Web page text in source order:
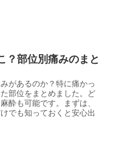
？部位別痛みのまと
があるのか？特に痛かっ
部位をまとめました。ど
酔も可能です。まずは、
でも知っておくと安心出